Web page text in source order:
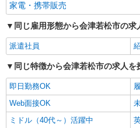
家電・携帯販売
同じ雇用形態から会津若松市の求
派遣社員
同じ特徴から会津若松市の求人を
即日勤務OK
Web面接OK
ミドル（40代～）活躍中